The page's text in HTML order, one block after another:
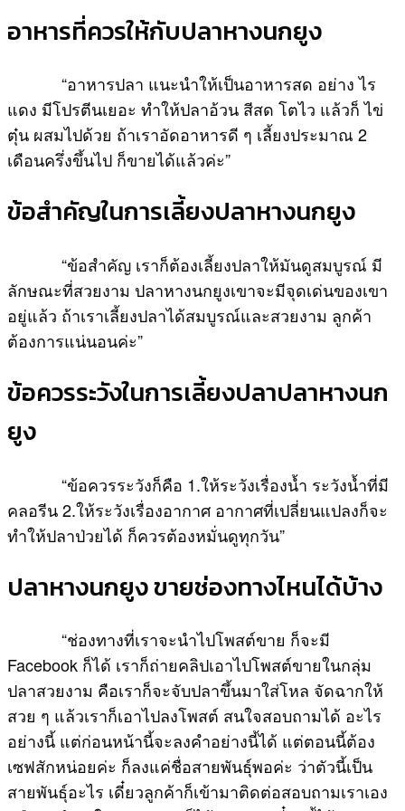
อาหารที่ควรให้กับปลาหางนกยูง
“อาหารปลา แนะนำให้เป็นอาหารสด อย่าง ไร
แดง มีโปรตีนเยอะ ทำให้ปลาอ้วน สีสด โตไว แล้วก็ ไข่
ตุ๋น ผสมไปด้วย ถ้าเราอัดอาหารดี ๆ เลี้ยงประมาณ 2
เดือนครึ่งขึ้นไป ก็ขายได้แล้วค่ะ”
ข้อสำคัญในการเลี้ยงปลาหางนกยูง
“ข้อสำคัญ เราก็ต้องเลี้ยงปลาให้มันดูสมบูรณ์ มี
ลักษณะที่สวยงาม ปลาหางนกยูงเขาจะมีจุดเด่นของเขา
อยู่แล้ว ถ้าเราเลี้ยงปลาได้สมบูรณ์และสวยงาม ลูกค้า
ต้องการแน่นอนค่ะ”
ข้อควรระวังในการเลี้ยงปลาปลาหางนก
ยูง
“ข้อควรระวังก็คือ 1.ให้ระวังเรื่องน้ำ ระวังน้ำที่มี
คลอรีน 2.ให้ระวังเรื่องอากาศ อากาศที่เปลี่ยนแปลงก็จะ
ทำให้ปลาป่วยได้ ก็ควรต้องหมั่นดูทุกวัน”
ปลาหางนกยูง ขายช่องทางไหนได้บ้าง
“ช่องทางที่เราจะนำไปโพสต์ขาย ก็จะมี
Facebook ก็ได้ เราก็ถ่ายคลิปเอาไปโพสต์ขายในกลุ่ม
ปลาสวยงาม คือเราก็จะจับปลาขึ้นมาใส่โหล จัดฉากให้
สวย ๆ แล้วเราก็เอาไปลงโพสต์ สนใจสอบถามได้ อะไร
อย่างนี้ แต่ก่อนหน้านี้จะลงคำอย่างนี้ได้ แต่ตอนนี้ต้อง
เซฟสักหน่อยค่ะ ก็ลงแค่ชื่อสายพันธุ์พอค่ะ ว่าตัวนี้เป็น
สายพันธุ์อะไร เดี๋ยวลูกค้าก็เข้ามาติดต่อสอบถามเราเอง